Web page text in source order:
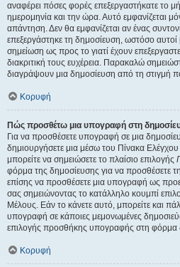
αναφέρει πόσες φορές επεξεργαστήκατε το
ημερομηνία και την ώρα. Αυτό εμφανίζεται
απάντηση. Δεν θα εμφανίζεται αν ένας
επεξεργάστηκε τη δημοσίευση, ωστόσο
σημείωση ως προς το γιατί έχουν
διακριτική τους ευχέρεια. Παρακαλώ
διαγράψουν μια δημοσίευση από τη στιγμή
Κορυφή
Πώς προσθέτω μια υπογραφή στη
Για να προσθέσετε υπογραφή σε μια
δημιουργήσετε μια μέσω του Πίνακα
μπορείτε να σημειώσετε το πλαίσιο επιλογής
φόρμα της δημοσίευσης για να προσθέσετε
επίσης να προσθέσετε μια υπογραφή ως
σας σημειώνοντας το κατάλληλο κουμπί
Μέλους. Εάν το κάνετε αυτό, μπορείτε και
υπογραφή σε κάποιες μεμονωμένες
επιλογής προσθήκης υπογραφής στη φόρμα
Κορυφή